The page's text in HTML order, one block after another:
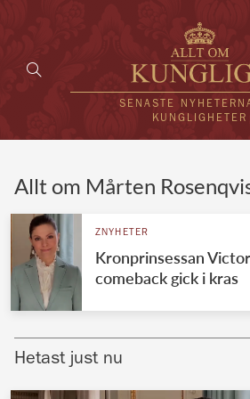
SENASTE
KUNGLIGHETER
UTLÄNDSKT
VÄRLDENS
Brittiska kungahuset
Allt om Mårten
ZNYHETER
Kronprinsessan
comeback gick i kras
Hetast just nu